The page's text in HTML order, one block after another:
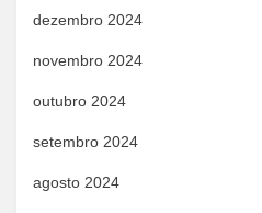
dezembro 2024
novembro 2024
outubro 2024
setembro 2024
agosto 2024